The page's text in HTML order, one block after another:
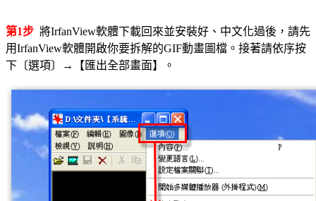
第1步 將IrfanView軟體下載回來並安裝好、中文化過後，請先
用IrfanView軟體開啟你要拆解的GIF動畫圖檔。接著請依序按
下〔選項〕→【匯出全部畫面】。